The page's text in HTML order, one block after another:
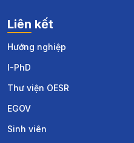
Liên kết
Hướng nghiệp
I-PhD
Thư viện OESR
EGOV
Sinh viên